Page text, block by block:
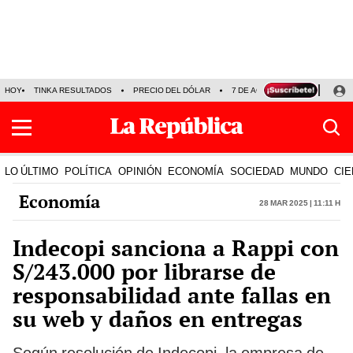
HOY TINKA RESULTADOS PRECIO DEL DÓLAR 7 DE AGOSTO OLLANTA
LO ÚLTIMO POLÍTICA OPINIÓN ECONOMÍA SOCIEDAD MUNDO
Economía 28 Mar 2025 | 11:11 h
Indecopi sanciona a Rappi con
S/243.000 por librarse de
responsabilidad ante fallas en
su web y daños en entregas